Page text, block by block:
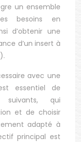
un ensemble
besoins en
d’obtenir une
d’un insert à
avec une
essentiel de
suivants, qui
et de choisir
adapté à
principal est